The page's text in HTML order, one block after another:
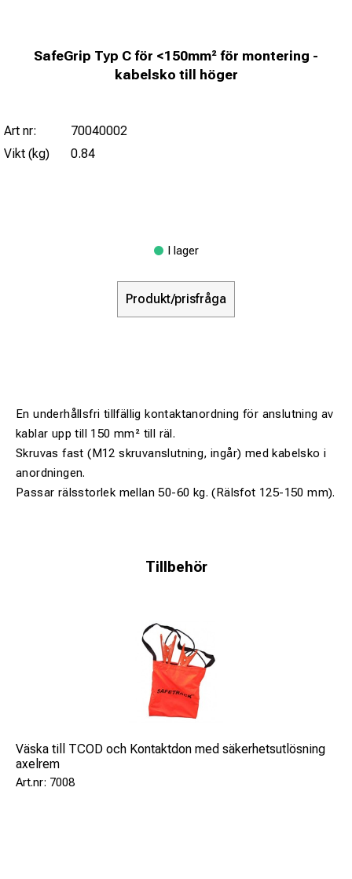
SafeGrip Typ C för <150mm² för montering -
kabelsko till höger
Art nr:
70040002
Vikt (kg)
0.84
I lager
Produkt/prisfråga
En underhållsfri tillfällig kontaktanordning för anslutning av
kablar upp till 150 mm² till räl.
Skruvas fast (M12 skruvanslutning, ingår) med kabelsko i
anordningen.
Passar rälsstorlek mellan 50-60 kg. (Rälsfot 125-150 mm).
Tillbehör
Väska till TCOD och Kontaktdon med säkerhetsutlösning
axelrem
7008